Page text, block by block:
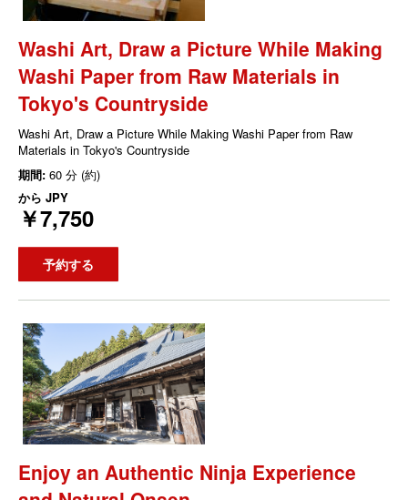
Washi Art, Draw a Picture While Making
Washi Paper from Raw Materials in
Tokyo's Countryside
Washi Art, Draw a Picture While Making Washi Paper from Raw
Materials in Tokyo's Countryside
期間: 60 分 (約)
から JPY
￥7,750
予約する
Enjoy an Authentic Ninja Experience